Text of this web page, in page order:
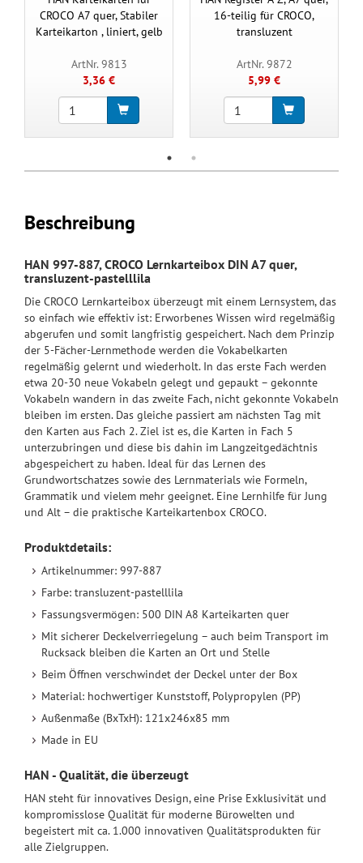
CROCO A7 quer, Stabiler
Karteikarton , liniert, gelb
ArtNr. 9813
3,36 €
16-teilig für CROCO,
transluzent
ArtNr. 9872
5,99 €
Beschreibung
HAN 997-887, CROCO Lernkarteibox DIN A7 quer,
transluzent-pastelllila
Die CROCO Lernkarteibox überzeugt mit einem Lernsystem, das
so einfach wie effektiv ist: Erworbenes Wissen wird regelmäßig
abgerufen und somit langfristig gespeichert. Nach dem Prinzip
der 5-Fächer-Lernmethode werden die Vokabelkarten
regelmäßig gelernt und wiederholt. In das erste Fach werden
etwa 20-30 neue Vokabeln gelegt und gepaukt – gekonnte
Vokabeln wandern in das zweite Fach, nicht gekonnte Vokabeln
bleiben im ersten. Das gleiche passiert am nächsten Tag mit
den Karten aus Fach 2. Ziel ist es, die Karten in Fach 5
unterzubringen und diese bis dahin im Langzeitgedächtnis
abgespeichert zu haben. Ideal für das Lernen des
Grundwortschatzes sowie des Lernmaterials wie Formeln,
Grammatik und vielem mehr geeignet. Eine Lernhilfe für Jung
und Alt – die praktische Karteikartenbox CROCO.
Produktdetails:
Artikelnummer: 997-887
Farbe: transluzent-pastelllila
Fassungsvermögen: 500 DIN A8 Karteikarten quer
Mit sicherer Deckelverriegelung – auch beim Transport im
Rucksack bleiben die Karten an Ort und Stelle
Beim Öffnen verschwindet der Deckel unter der Box
Material: hochwertiger Kunststoff, Polypropylen (PP)
Außenmaße (BxTxH): 121x246x85 mm
Made in EU
HAN - Qualität, die überzeugt
HAN steht für innovatives Design, eine Prise Exklusivität und
kompromisslose Qualität für moderne Bürowelten und
begeistert mit ca. 1.000 innovativen Qualitätsprodukten für
alle Zielgruppen.